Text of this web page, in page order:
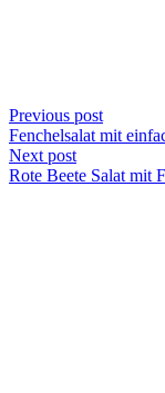
Previous post
Fenchelsalat mit
Next post
Rote Beete Salat mit